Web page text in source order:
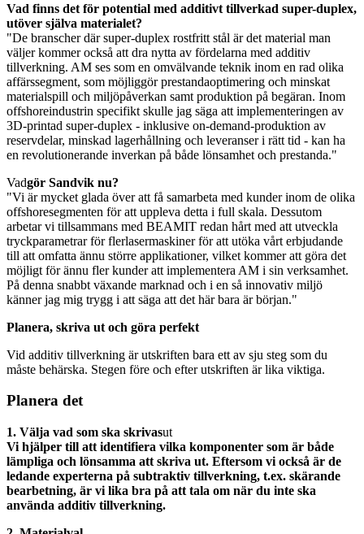
Vad finns det för potential med additivt tillverkad super-duplex,
utöver själva materialet?
"De branscher där super-duplex rostfritt stål är det material man
väljer kommer också att dra nytta av fördelarna med additiv
tillverkning. AM ses som en omvälvande teknik inom en rad olika
affärssegment, som möjliggör prestandaoptimering och minskat
materialspill och miljöpåverkan samt produktion på begäran. Inom
offshoreindustrin specifikt skulle jag säga att implementeringen av
3D-printad super-duplex - inklusive on-demand-produktion av
reservdelar, minskad lagerhållning och leveranser i rätt tid - kan ha
en revolutionerande inverkan på både lönsamhet och prestanda."
Vadgör Sandvik nu?
"Vi är mycket glada över att få samarbeta med kunder inom de olika
offshoresegmenten för att uppleva detta i full skala. Dessutom
arbetar vi tillsammans med BEAMIT redan hårt med att utveckla
tryckparametrar för flerlasermaskiner för att utöka vårt erbjudande
till att omfatta ännu större applikationer, vilket kommer att göra det
möjligt för ännu fler kunder att implementera AM i sin verksamhet.
På denna snabbt växande marknad och i en så innovativ miljö
känner jag mig trygg i att säga att det här bara är början."
Planera, skriva ut och göra perfekt
Vid additiv tillverkning är utskriften bara ett av sju steg som du
måste behärska. Stegen före och efter utskriften är lika viktiga.
Planera det
1. Välja vad som ska skrivasut
Vi hjälper till att identifiera vilka komponenter som är både
lämpliga och lönsamma att skriva ut. Eftersom vi också är de
ledande experterna på subtraktiv tillverkning, t.ex. skärande
bearbetning, är vi lika bra på att tala om när du inte ska
använda additiv tillverkning.